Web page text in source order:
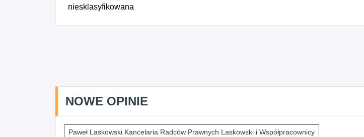
niesklasyfikowana
NOWE OPINIE
Paweł Laskowski Kancelaria Radców Prawnych Laskowski i Współpracownicy